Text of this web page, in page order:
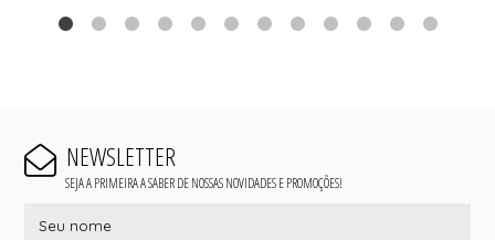
NEWSLETTER
SEJA A PRIMEIRA A SABER DE NOSSAS NOVIDADES E PROMOÇÕES!